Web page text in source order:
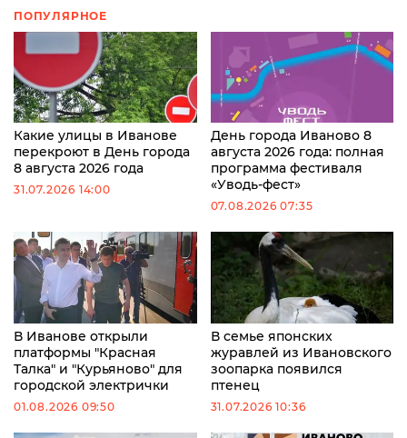
ПОПУЛЯРНОЕ
Какие улицы в Иванове
перекроют в День города
8 августа 2026 года
31.07.2026 14:00
День города Иваново 8
августа 2026 года: полная
программа фестиваля
«Уводь-фест»
07.08.2026 07:35
В Иванове открыли
платформы "Красная
Талка" и "Курьяново" для
городской электрички
01.08.2026 09:50
В семье японских
журавлей из Ивановского
зоопарка появился
птенец
31.07.2026 10:36